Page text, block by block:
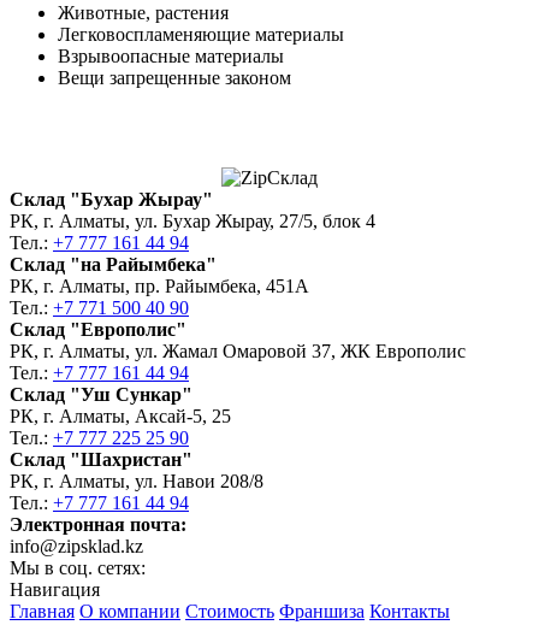
Животные, растения
Легковоспламеняющие материалы
Взрывоопасные материалы
Вещи запрещенные законом
Склад "Бухар Жырау"
РК, г. Алматы, ул. Бухар Жырау, 27/5, блок 4
Тел.: +7 777 161 44 94
Склад "на Райымбека"
РК, г. Алматы, пр. Райымбека, 451А
Тел.: +7 771 500 40 90
Склад "Европолис"
РК, г. Алматы, ул. Жамал Омаровой 37, ЖК Европолис
Тел.: +7 777 161 44 94
Склад "Уш Сункар"
РК, г. Алматы, Аксай-5, 25
Тел.: +7 777 225 25 90
Склад "Шахристан"
РК, г. Алматы, ул. Навои 208/8
Тел.: +7 777 161 44 94
Электронная почта:
info@zipsklad.kz
Мы в соц. сетях:
Навигация
Главная О компании Стоимость Франшиза Контакты